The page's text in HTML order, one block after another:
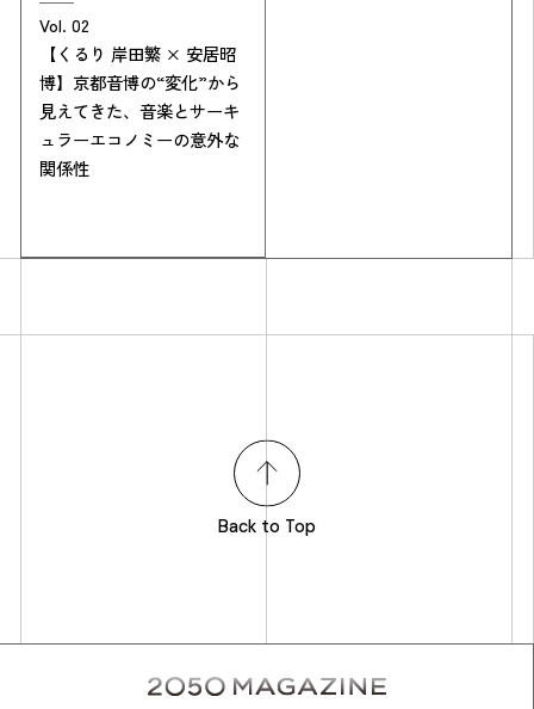
Vol. 02
【くるり 岸田繁 × 安居昭
博】京都音博の“変化”から
見えてきた、音楽とサーキ
ュラーエコノミーの意外な
関係性
Back to Top